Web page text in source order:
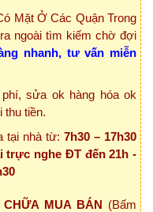
Mặt Ở Các Quận Trong
ngoài tìm kiếm chờ đợi
nhanh, tư vấn miễn
sửa ok hàng hóa ok
thu tiền.
tại nhà từ: 7h30 – 17h30
trực nghe ĐT đến 21h -
MUA BÁN (Bấm